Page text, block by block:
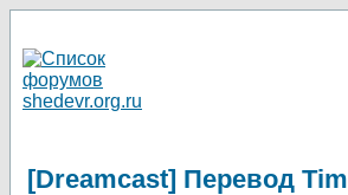
[Dreamcast] Перевод